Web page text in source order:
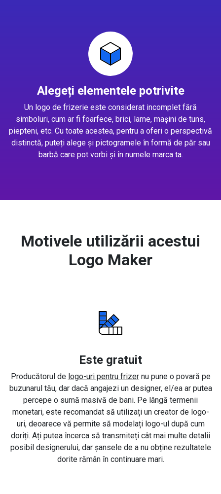
Alegeți elementele potrivite
Un logo de frizerie este considerat incomplet fără
simboluri, cum ar fi foarfece, brici, lame, mașini de tuns,
piepteni, etc. Cu toate acestea, pentru a oferi o perspectivă
distinctă, puteți alege și pictogramele în formă de păr sau
barbă care pot vorbi și în numele marca ta.
Motivele utilizării acestui
Logo Maker
Este gratuit
Producătorul de logo-uri pentru frizernu pune o povară pe
buzunarul tău, dar dacă angajezi un designer, el/ea ar putea
percepe o sumă masivă de bani. Pe lângă termenii
monetari, este recomandat să utilizați un creator de logo-
uri, deoarece vă permite să modelați logo-ul după cum
doriți. Ați putea încerca să transmiteți cât mai multe detalii
posibil designerului, dar șansele de a nu obține rezultatele
dorite rămân în continuare mari.